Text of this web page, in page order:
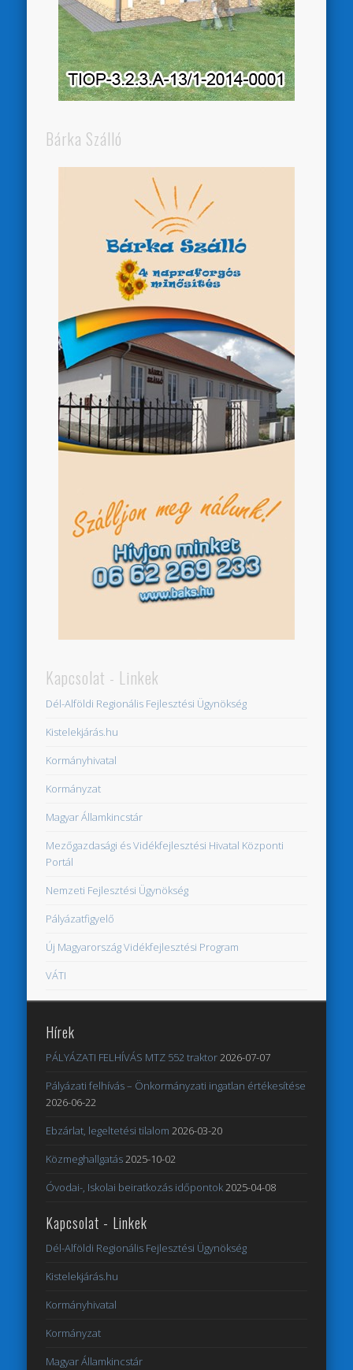
Bárka Szálló
Kapcsolat - Linkek
Dél-Alföldi Regionális Fejlesztési Ügynökség
Kistelekjárás.hu
Kormányhivatal
Kormányzat
Magyar Államkincstár
Mezőgazdasági és Vidékfejlesztési Hivatal Központi
Portál
Nemzeti Fejlesztési Ügynökség
Pályázatfigyelő
Új Magyarország Vidékfejlesztési Program
VÁTI
Hírek
PÁLYÁZATI FELHÍVÁS MTZ 552 traktor2026-07-07
Pályázati felhívás – Önkormányzati ingatlan értékesítése
2026-06-22
Ebzárlat, legeltetési tilalom 2026-03-20
Közmeghallgatás2025-10-02
Óvodai-, Iskolai beiratkozás időpontok2025-04-08
Kapcsolat - Linkek
Dél-Alföldi Regionális Fejlesztési Ügynökség
Kistelekjárás.hu
Kormányhivatal
Kormányzat
Magyar Államkincstár